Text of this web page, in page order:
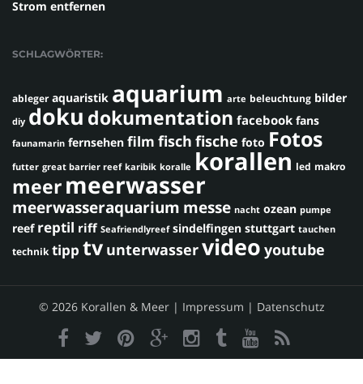
Strom entfernen
SCHLAGWÖRTER:
ableger aquaristik aquarium arte beleuchtung bilder
diy doku dokumentation facebook fans
faunamarin fernsehen film fisch fische foto Fotos
futter great barrier reef karibik koralle korallen led makro
meermeerwasser
meerwasseraquarium messe nacht ozean pumpe
reef reptil riff Seafriendlyreef sindelfingen stuttgart tauchen
technik tipp tv unterwasservideo youtube
© 2026 Korallen & Meer | Impressum | Datenschutz